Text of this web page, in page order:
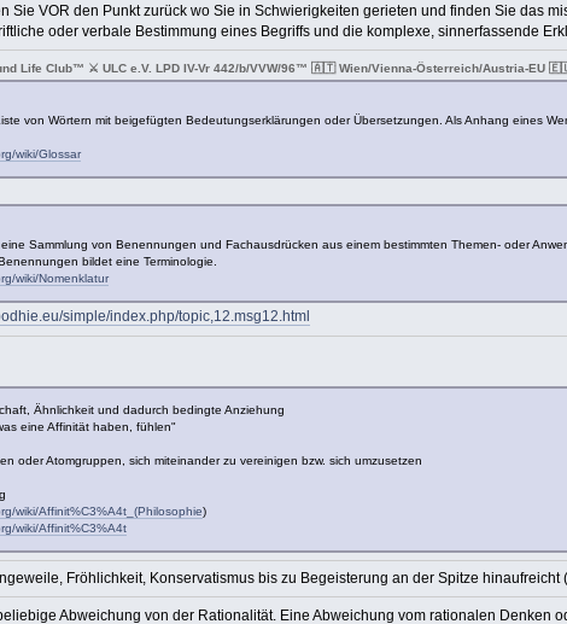
Sie VOR den Punkt zurück wo Sie in Schwierigkeiten gerieten und finden Sie das
oder verbale Bestimmung eines Begriffs und die komplexe, sinnerfassende
Life Club™ ⚔ ULC e.V. LPD IV-Vr 442/b/VVW/96™ 🇦🇹 Wien/Vienna-Österreich/Austria-EU
von Wörtern mit beigefügten Bedeutungserklärungen oder Übersetzungen. Als Anhang eines
wiki/Glossar
Sammlung von Benennungen und Fachausdrücken aus einem bestimmten Themen- oder
bildet eine Terminologie.
wiki/Nomenklatur
simple/index.php/topic,12.msg12.html
Ähnlichkeit und dadurch bedingte Anziehung
eine Affinität haben, fühlen"
oder Atomgruppen, sich miteinander zu vereinigen bzw. sich umzusetzen
wiki/Affinit%C3%A4t_(Philosophie)
wiki/Affinit%C3%A4t
Fröhlichkeit, Konservatismus bis zu Begeisterung an der Spitze
Abweichung von der Rationalität. Eine Abweichung vom rationalen Denken